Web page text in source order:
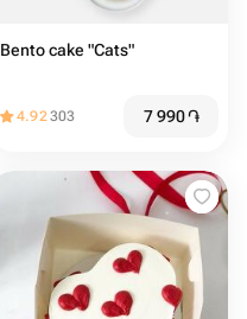
Bento cake "Cats"
4.92303 7 990֏